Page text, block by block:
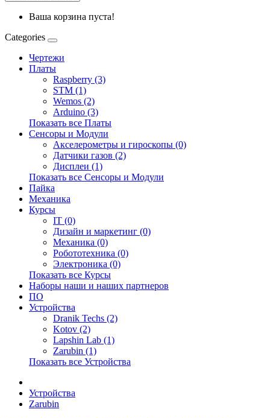
Ваша корзина пуста!
Categories
Чертежи
Платы
Raspberry (3)
STM (1)
Wemos (2)
Arduino (3)
Показать все Платы
Сенсоры и Модули
Акселерометры и гироскопы (0)
Датчики газов (2)
Дисплеи (1)
Показать все Сенсоры и Модули
Пайка
Механика
Курсы
IT (0)
Дизайн и маркетинг (0)
Механика (0)
Робототехника (0)
Электроника (0)
Показать все Курсы
Наборы наши и наших партнеров
ПО
Устройства
Dranik Techs (2)
Kotov (2)
Lapshin Lab (1)
Zarubin (1)
Показать все Устройства
Устройства
Zarubin